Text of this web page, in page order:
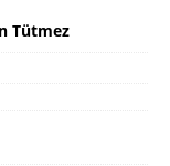
Tütmez